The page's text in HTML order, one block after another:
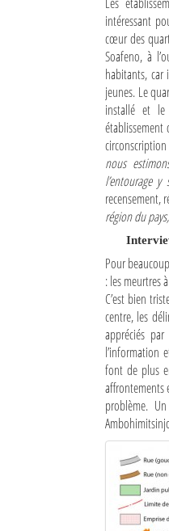
L'actualité du tourisme
Sites touristiques
Diego Suarez Pratique
Les Petites Annonces
La Tribune de Diego en
intéressant
cœur des
Soafeno, à
habitants,
jeunes. Le
installé et le
nous
l’entourage
recensement,
région du
Pour
: les meurtres
C’est bien
centre, les
appréciés
l’information
font de plus
affrontements
problème.